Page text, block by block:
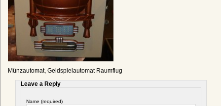
Münzautomat, Geldspielautomat Raumflug
Leave a Reply
Name (required)